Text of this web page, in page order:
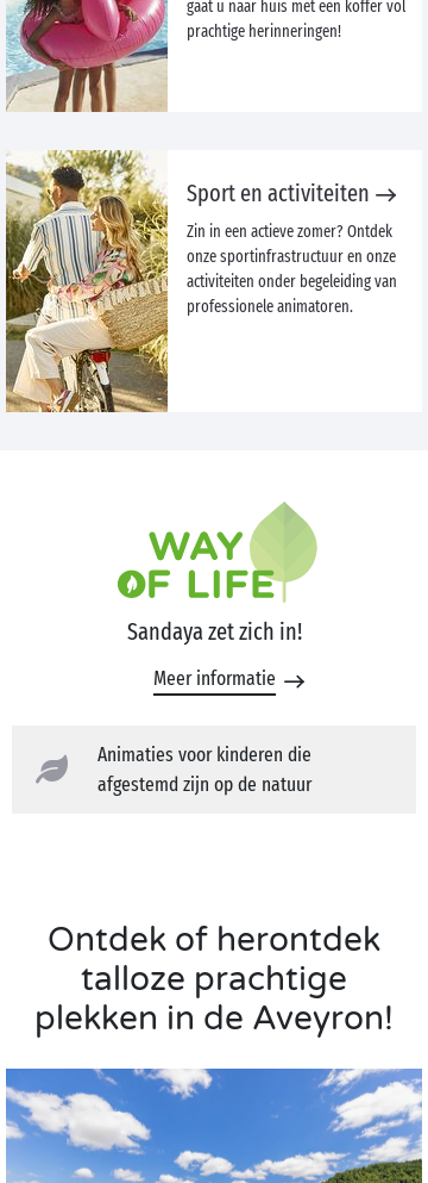
gaat u naar huis met een koffer vol
prachtige herinneringen!
Sport en activiteiten
Zin in een actieve zomer? Ontdek
onze sportinfrastructuur en onze
activiteiten onder begeleiding van
professionele animatoren.
Sandaya zet zich in!
Meer informatie
Animaties voor kinderen die
afgestemd zijn op de natuur
Ontdek of herontdek
talloze prachtige
plekken in de Aveyron!